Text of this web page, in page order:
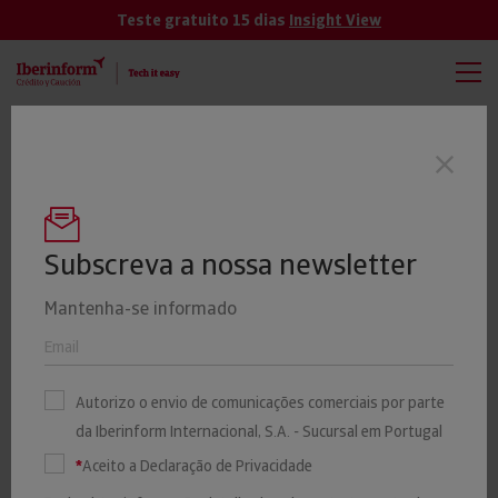
Teste gratuito 15 dias Insight View
Últimas notícias
36% dos Grossistas de
Eletrodomésticos iniciaram
atividade há mais de 25
anos
Subscreva a nossa newsletter
Mantenha-se informado
Autorizo o envio de comunicações comerciais por parte
da Iberinform Internacional, S.A. - Sucursal em Portugal
*Aceito a Declaração de Privacidade